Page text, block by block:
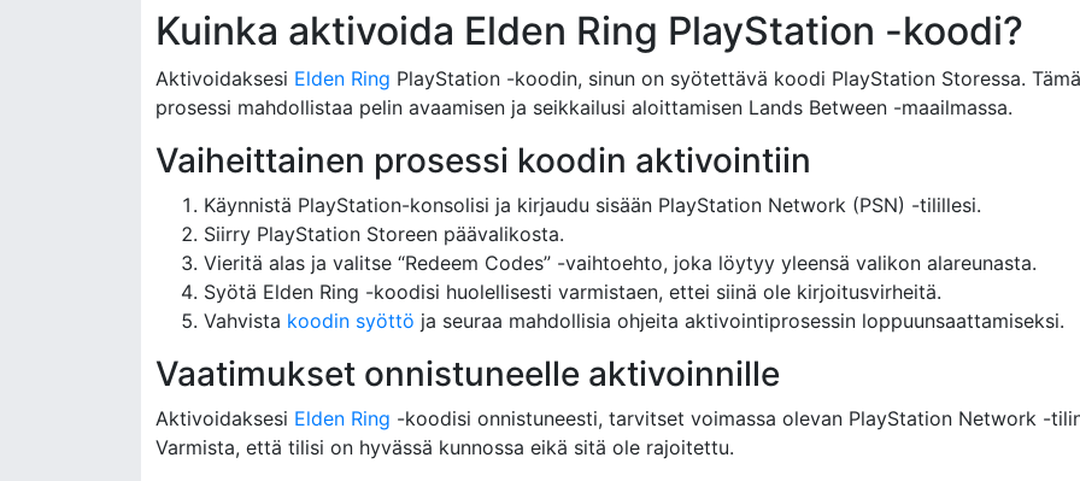
Kuinka aktivoida Elden Ring PlayStation -koodi?
Aktivoidaksesi Elden Ring PlayStation -koodin, sinun on syötettävä koodi PlayStation Storessa. Tämä
prosessi mahdollistaa pelin avaamisen ja seikkailusi aloittamisen Lands Between -maailmassa.
Vaiheittainen prosessi koodin aktivointiin
Käynnistä PlayStation-konsolisi ja kirjaudu sisään PlayStation Network (PSN) -tilillesi.
Siirry PlayStation Storeen päävalikosta.
Vieritä alas ja valitse “Redeem Codes” -vaihtoehto, joka löytyy yleensä valikon alareunasta.
Syötä Elden Ring -koodisi huolellisesti varmistaen, ettei siinä ole kirjoitusvirheitä.
Vahvista koodin syöttö ja seuraa mahdollisia ohjeita aktivointiprosessin loppuunsaattamiseksi.
Vaatimukset onnistuneelle aktivoinnille
Aktivoidaksesi Elden Ring -koodisi onnistuneesti, tarvitset voimassa olevan PlayStation Network -
Varmista, että tilisi on hyvässä kunnossa eikä sitä ole rajoitettu.